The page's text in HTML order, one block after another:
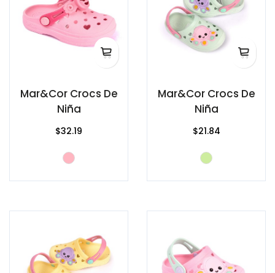
Mar&Cor Crocs De
Niña
$32.19
Mar&Cor Crocs De
Niña
$21.84